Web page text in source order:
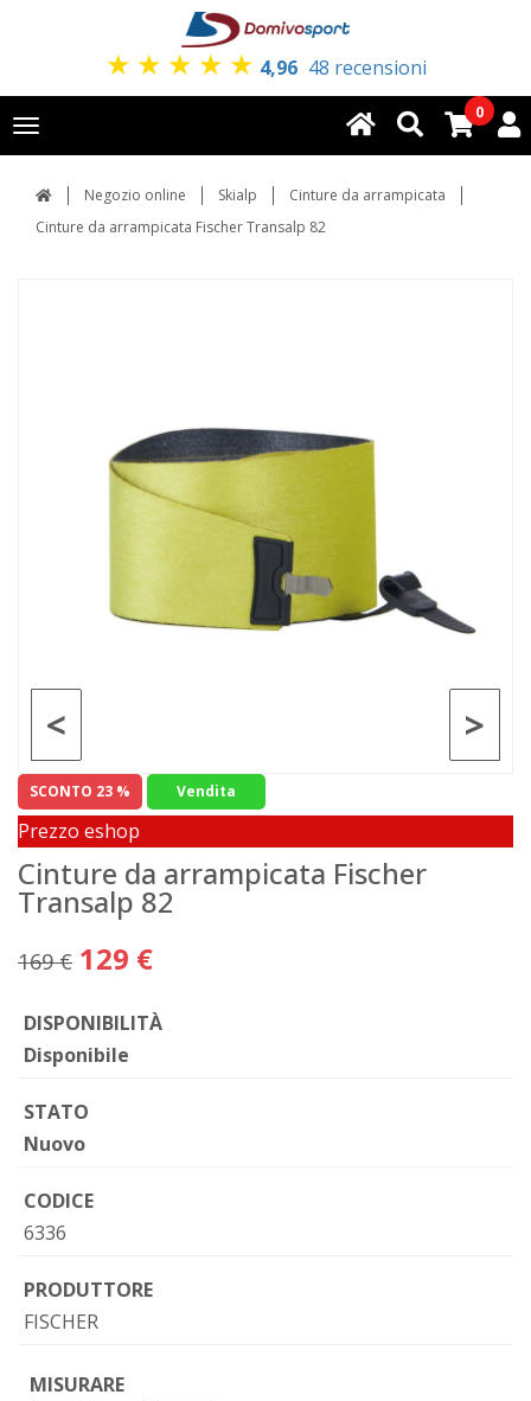
★ ★ ★ ★ ★ 4,96 48 recensioni
Toggle
navigation
0
Negozio online Skialp
Cinture da arrampicata
Cinture da arrampicata Fischer Transalp 82
>
<
SCONTO 23 % Vendita
Prezzo eshop
Cinture da arrampicata Fischer
Transalp 82
169 € 129 €
DISPONIBILITÀ
Disponibile
STATO
Nuovo
CODICE
6336
PRODUTTORE
FISCHER
MISURARE